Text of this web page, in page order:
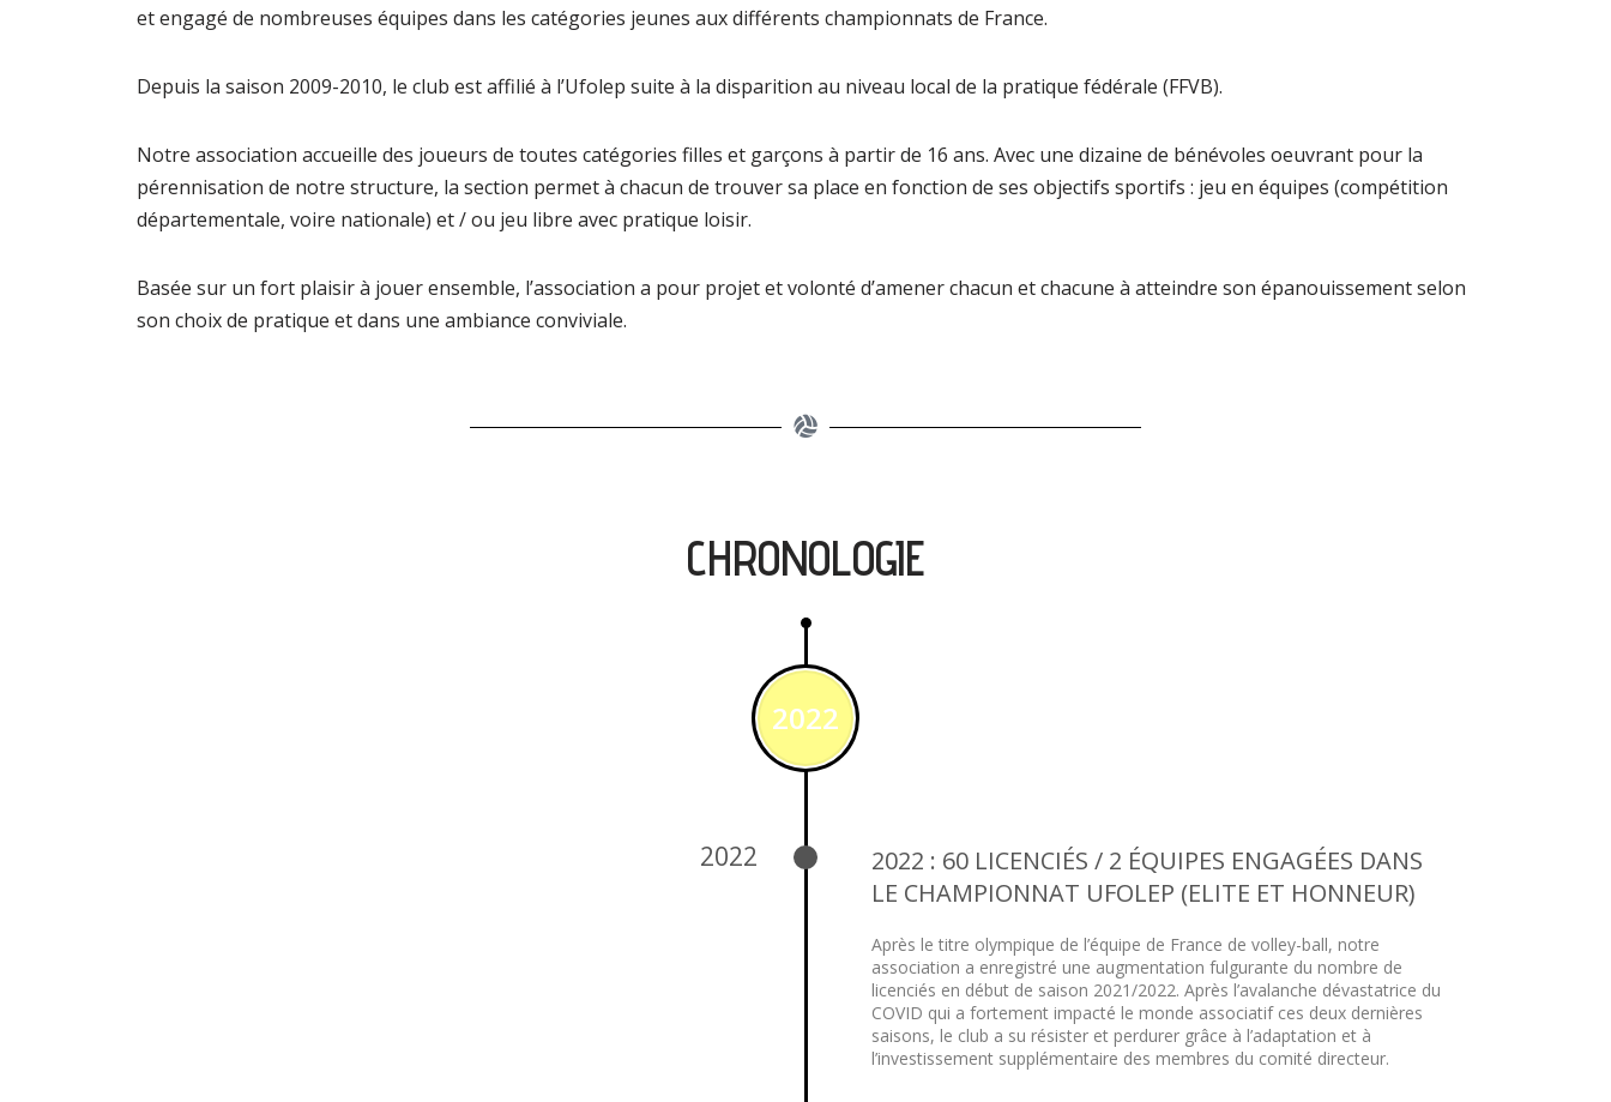
et engagé de nombreuses équipes dans les catégories jeunes aux différents championnats de France.
Depuis la saison 2009-2010, le club est affilié à l’Ufolep suite à la disparition au niveau local de la pratique fédérale (FFVB).
Notre association accueille des joueurs de toutes catégories filles et garçons à partir de 16 ans. Avec une dizaine de bénévoles oeuvrant pour la
pérennisation de notre structure, la section permet à chacun de trouver sa place en fonction de ses objectifs sportifs : jeu en équipes (compétition
départementale, voire nationale) et / ou jeu libre avec pratique loisir.
Basée sur un fort plaisir à jouer ensemble, l’association a pour projet et volonté d’amener chacun et chacune à atteindre son épanouissement selon
son choix de pratique et dans une ambiance conviviale.
CHRONOLOGIE
2022
2022
2022 : 60 LICENCIÉS / 2 ÉQUIPES ENGAGÉES DANS
LE CHAMPIONNAT UFOLEP (ELITE ET HONNEUR)
Après le titre olympique de l’équipe de France de volley-ball, notre
association a enregistré une augmentation fulgurante du nombre de
licenciés en début de saison 2021/2022. Après l’avalanche dévastatrice du
COVID qui a fortement impacté le monde associatif ces deux dernières
saisons, le club a su résister et perdurer grâce à l’adaptation et à
l’investissement supplémentaire des membres du comité directeur.